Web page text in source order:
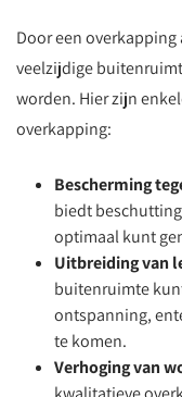
Door een overkapping
veelzijdige
worden. Hier zijn
overkapping:
Bescherming
biedt
optimaal kunt
Uitbreiding van
buitenruimte
ontspanning,
te komen.
Verhoging van